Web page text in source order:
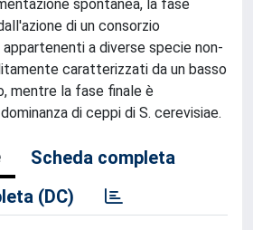
spontanea, la fase
di un consorzio
a diverse specie non-
caratterizzati da un basso
mentre la fase finale è
di ceppi di S. cerevisiae.
Scheda completa
(DC)